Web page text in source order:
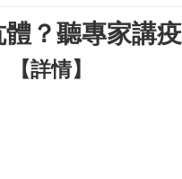
？聽專家講
【詳情】